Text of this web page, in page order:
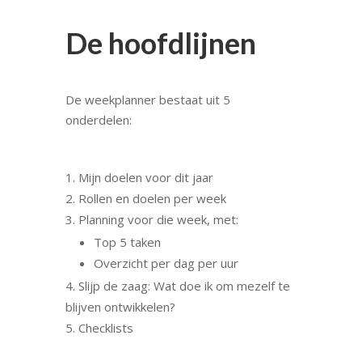
De hoofdlijnen
De weekplanner bestaat uit 5
onderdelen:
Mijn doelen voor dit jaar
Rollen en doelen per week
Planning voor die week, met:
Top 5 taken
Overzicht per dag per uur
Slijp de zaag: Wat doe ik om mezelf te
blijven ontwikkelen?
Checklists